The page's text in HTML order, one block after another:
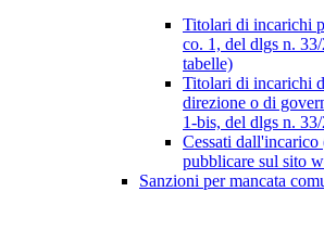
Titolari di incarichi
co. 1, del dlgs n.
tabelle)
Titolari di incarichi
direzione o di
1-bis, del dlgs n.
Cessati dall'incarico
pubblicare sul sito
Sanzioni per mancata